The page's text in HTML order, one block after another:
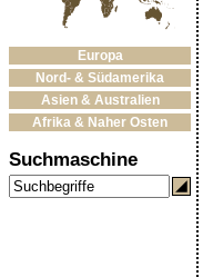
Europa
Nord- & Südamerika
Asien & Australien
Afrika & Naher Osten
Suchmaschine